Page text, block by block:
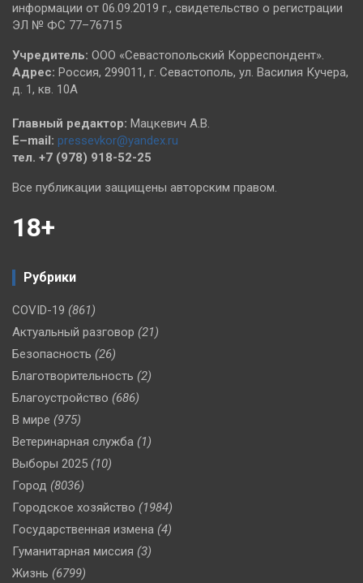
информации от 06.09.2019 г., свидетельство о регистрации
ЭЛ № ФС 77–76715
Учредитель: ООО «Севастопольский Корреспондент».
Адрес: Россия, 299011, г. Севастополь, ул. Василия Кучера,
д. 1, кв. 10А
Главный редактор: Мацкевич А.В.
E–mail: pressevkor@yandex.ru
тел. +7 (978) 918-52-25
Все публикации защищены авторским правом.
18+
Рубрики
COVID-19 (861)
Актуальный разговор (21)
Безопасность (26)
Благотворительность (2)
Благоустройство (686)
В мире (975)
Ветеринарная служба (1)
Выборы 2025 (10)
Город (8036)
Городское хозяйство (1984)
Государственная измена (4)
Гуманитарная миссия (3)
Жизнь (6799)